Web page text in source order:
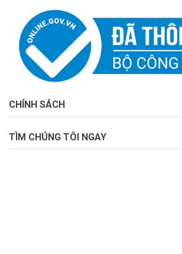
CHÍNH SÁCH
TÌM CHÚNG TÔI NGAY